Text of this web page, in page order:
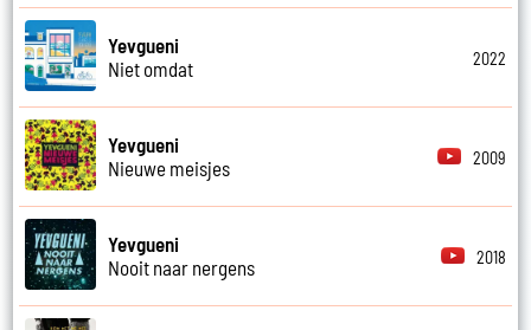
Yevgueni
Niet omdat
2022
Yevgueni
Nieuwe meisjes
2009
Yevgueni
Nooit naar nergens
2018